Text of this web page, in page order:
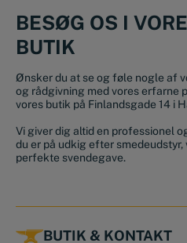
BESØG OS I
BUTIK
Ønsker du at se og føle nogle af
og rådgivning med vores erfarne
vores butik på Finlandsgade 14 i
Vi giver dig altid en professionel
du er på udkig efter
perfekte svendegave.
BUTIK & KONTAKT